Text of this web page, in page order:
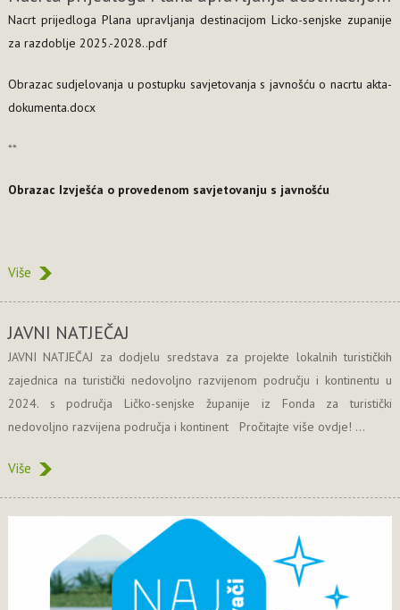
Nacrt prijedloga Plana upravljanja destinacijom Licko-senjske zupanije
za razdoblje 2025.-2028..pdf
Obrazac sudjelovanja u postupku savjetovanja s javnošću o nacrtu akta-
dokumenta.docx
**
Obrazac Izvješća o provedenom savjetovanju s javnošću
Više
JAVNI NATJEČAJ
JAVNI NATJEČAJ za dodjelu sredstava za projekte lokalnih turističkih
zajednica na turistički nedovoljno razvijenom području i kontinentu u
2024. s područja Ličko-senjske županije iz Fonda za turistički
nedovoljno razvijena područja i kontinent Pročitajte više ovdje! ...
Više